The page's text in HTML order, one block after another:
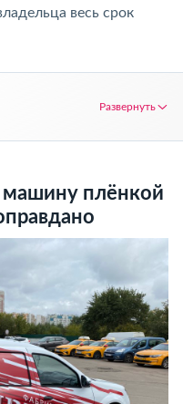
весь срок
Развернуть
машину плёнкой